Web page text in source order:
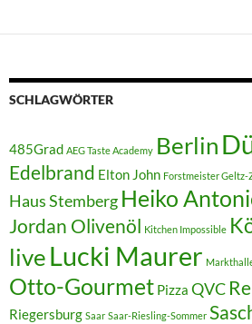
SCHLAGWÖRTER
485Grad AEG Taste Academy Berlin
Edelbrand Elton John Forstmeister
Haus Stemberg Heiko
Jordan Olivenöl Kitchen Impossible
liveLucki Maurer
Otto-Gourmet Pizza QVC
Riegersburg Saar Saar-Riesling-Sommer